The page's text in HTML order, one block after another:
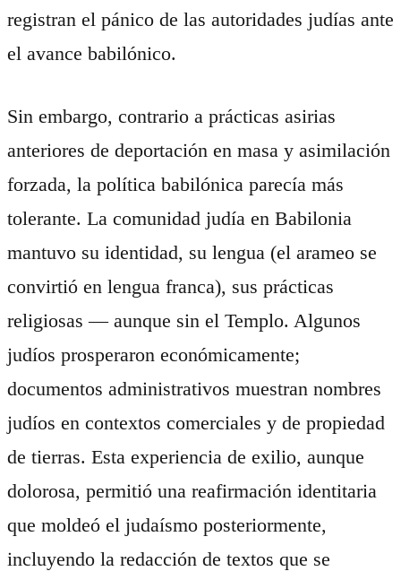
registran el pánico de las autoridades judías ante
el avance babilónico.
Sin embargo, contrario a prácticas asirias
anteriores de deportación en masa y asimilación
forzada, la política babilónica parecía más
tolerante. La comunidad judía en Babilonia
mantuvo su identidad, su lengua (el arameo se
convirtió en lengua franca), sus prácticas
religiosas — aunque sin el Templo. Algunos
judíos prosperaron económicamente;
documentos administrativos muestran nombres
judíos en contextos comerciales y de propiedad
de tierras. Esta experiencia de exilio, aunque
dolorosa, permitió una reafirmación identitaria
que moldeó el judaísmo posteriormente,
incluyendo la redacción de textos que se